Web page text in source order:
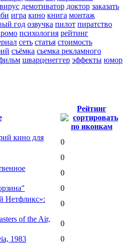
вирус демотиватор доктор заказать
игра кино книга монтаж
год озвучка пилот пиратство
психология рейтинг
сеть статья стоимость
съёмка сьемка рекламного
шварценеггер эффекты юмор
Рейтинг
кино для
0
0
0
0
Нетфликс»:
0
of the Air,
0
1983
0